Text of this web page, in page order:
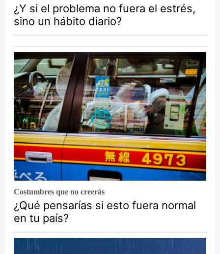
¿Y si el problema no fuera el estrés,
sino un hábito diario?
Costumbres que no creerás
¿Qué pensarías si esto fuera normal
en tu país?